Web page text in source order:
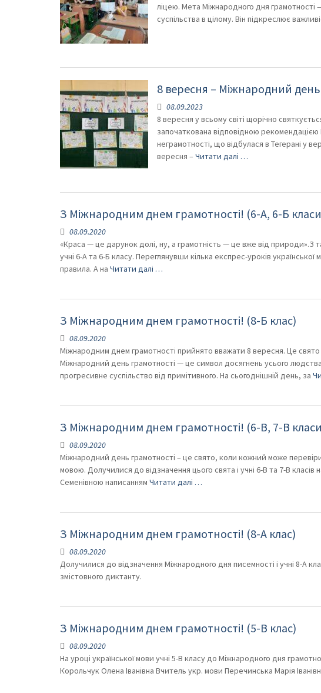
ліцею. Мета Міжнародного дня
суспільства в цілому. Він підкреслює
8 вересня – Міжнародний
08.09.2023
8 вересня у всьому світі щорічно
започаткована відповідною рекомендацією
неграмотності, що відбулася в Тегерані у
вересня – Читати далі …
З Міжнародним днем грамотності! (6-А, 6-Б
08.09.2020
«Краса — це дарунок долі, ну, а грамотність — це вже від
учні 6-А та 6-Б класу. Переглянувши кілька експрес-уроків
правила. А на Читати далі …
З Міжнародним днем грамотності! (8-Б клас)
08.09.2020
Міжнародним днем грамотності прийнято вважати 8 вересня. Це свято
Міжнародний день грамотності — це символ досягнень усього
прогресивне суспільство від примітивного. На сьогоднішній день, за
З Міжнародним днем грамотності! (6-В, 7-В
08.09.2020
Міжнародний день грамотності – це свято, коли кожний може
мовою. Долучилися до відзначення цього свята і учні 6-В та 7-В
Семенівною написанням Читати далі …
З Міжнародним днем грамотності! (8-А клас)
08.09.2020
Долучилися до відзначення Міжнародного дня писемності і учні 8-А
змістовного диктанту.
З Міжнародним днем грамотності! (5-В клас)
08.09.2020
На уроці української мови учні 5-В класу до Міжнародного дня
Корольчук Олена Іванівна Вчитель укр. мови Перечинська Марія